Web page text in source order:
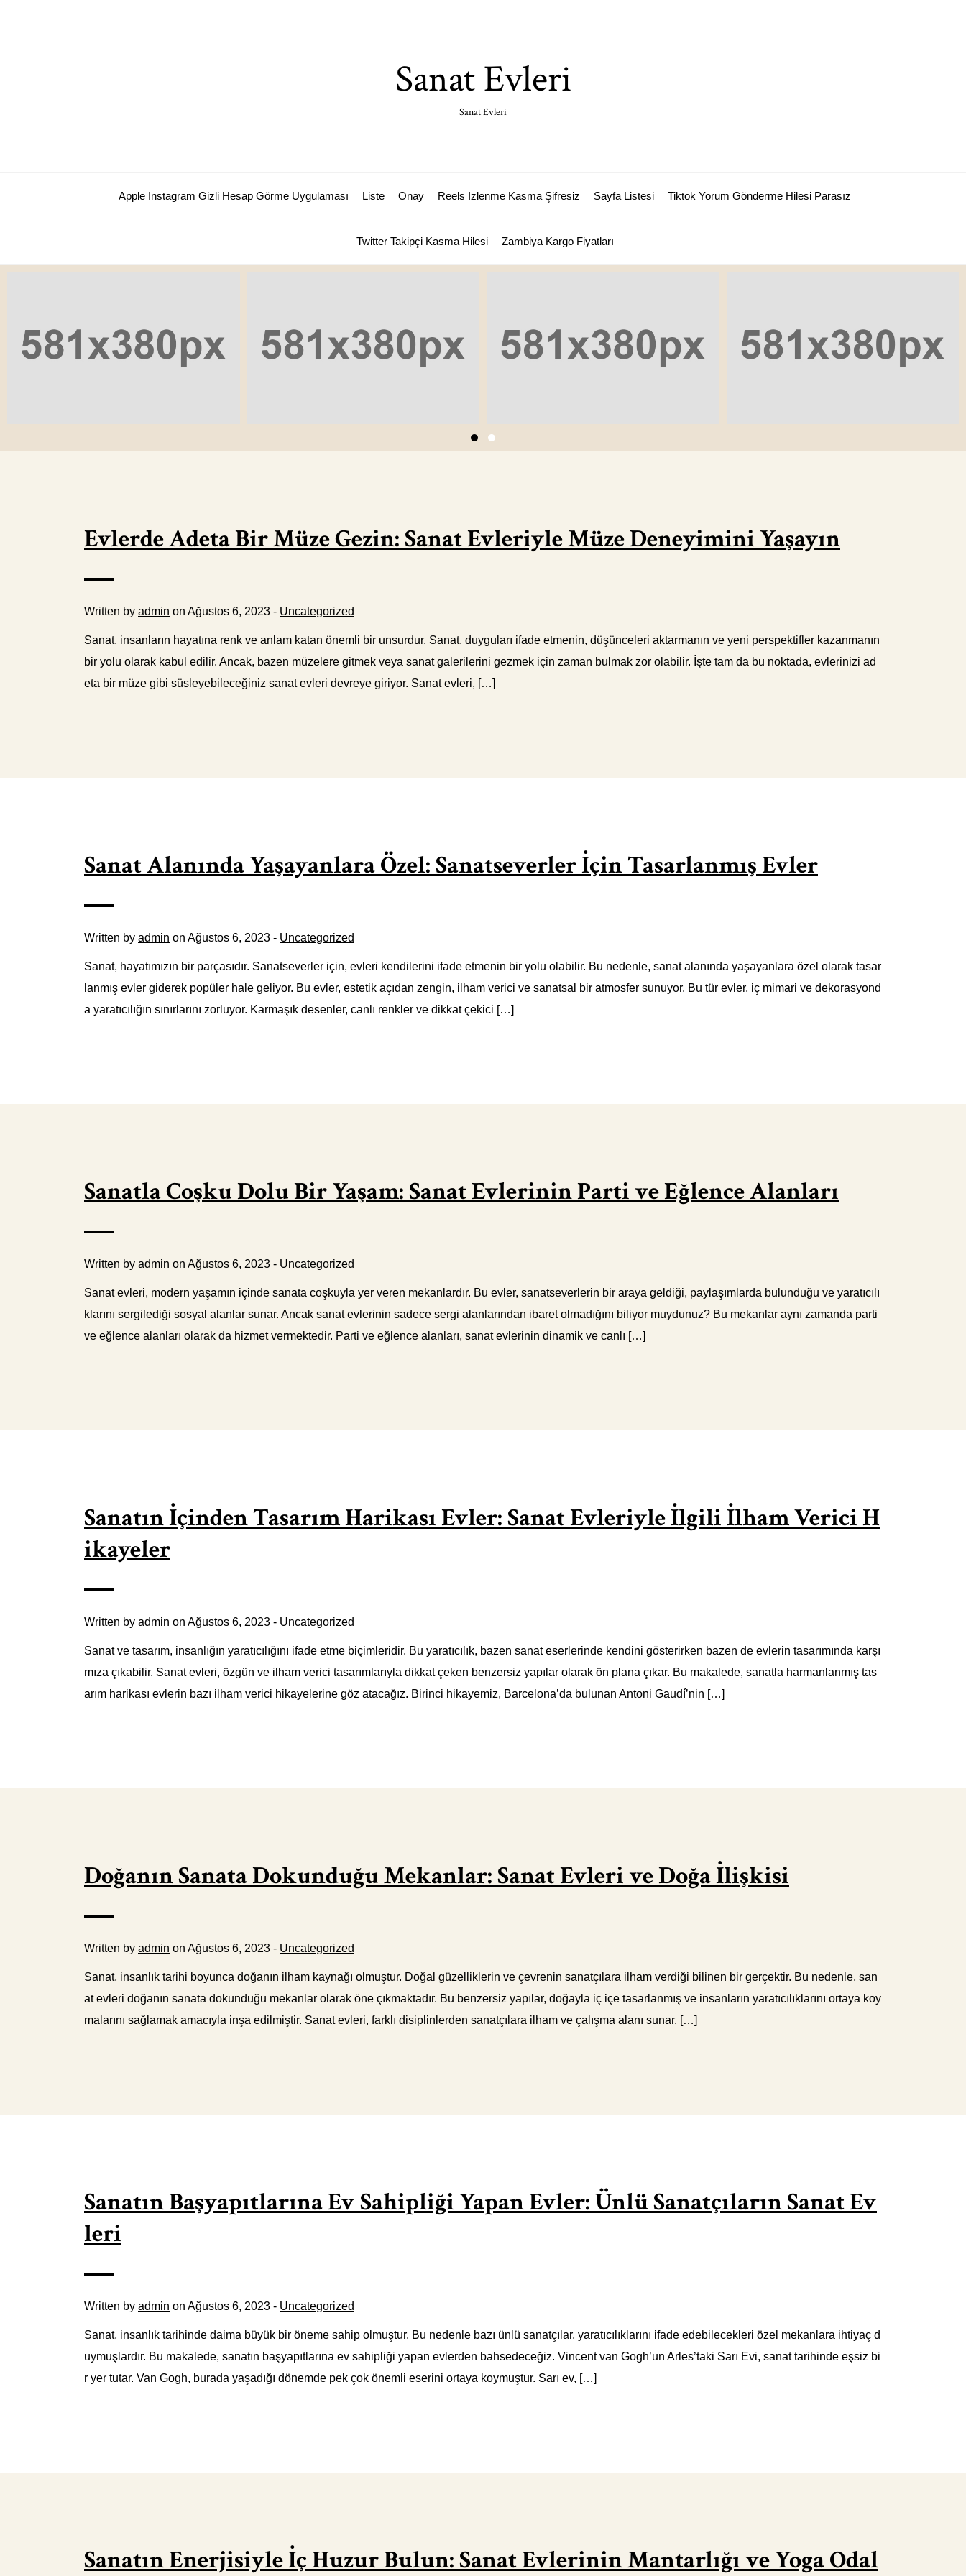
Sanat Evleri
Sanat Evleri
Apple Instagram Gizli Hesap Görme Uygulaması Liste Onay Reels Izlenme Kasma Şifresiz Sayfa Listesi Tiktok Yorum Gönderme Hilesi Parasız
Twitter Takipçi Kasma Hilesi Zambiya Kargo Fiyatları
Evlerde Adeta Bir Müze Gezin: Sanat Evleriyle Müze Deneyimini Yaşayın
Written by admin on Ağustos 6, 2023 - Uncategorized
Sanat, insanların hayatına renk ve anlam katan önemli bir unsurdur. Sanat, duyguları ifade etmenin, düşünceleri aktarmanın ve yeni perspektifler kazanmanın
bir yolu olarak kabul edilir. Ancak, bazen müzelere gitmek veya sanat galerilerini gezmek için zaman bulmak zor olabilir. İşte tam da bu noktada, evlerinizi ad
eta bir müze gibi süsleyebileceğiniz sanat evleri devreye giriyor. Sanat evleri, […]
Sanat Alanında Yaşayanlara Özel: Sanatseverler İçin Tasarlanmış Evler
Written by admin on Ağustos 6, 2023 - Uncategorized
Sanat, hayatımızın bir parçasıdır. Sanatseverler için, evleri kendilerini ifade etmenin bir yolu olabilir. Bu nedenle, sanat alanında yaşayanlara özel olarak tasar
lanmış evler giderek popüler hale geliyor. Bu evler, estetik açıdan zengin, ilham verici ve sanatsal bir atmosfer sunuyor. Bu tür evler, iç mimari ve dekorasyond
a yaratıcılığın sınırlarını zorluyor. Karmaşık desenler, canlı renkler ve dikkat çekici […]
Sanatla Coşku Dolu Bir Yaşam: Sanat Evlerinin Parti ve Eğlence Alanları
Written by admin on Ağustos 6, 2023 - Uncategorized
Sanat evleri, modern yaşamın içinde sanata coşkuyla yer veren mekanlardır. Bu evler, sanatseverlerin bir araya geldiği, paylaşımlarda bulunduğu ve yaratıcılı
klarını sergilediği sosyal alanlar sunar. Ancak sanat evlerinin sadece sergi alanlarından ibaret olmadığını biliyor muydunuz? Bu mekanlar aynı zamanda parti
ve eğlence alanları olarak da hizmet vermektedir. Parti ve eğlence alanları, sanat evlerinin dinamik ve canlı […]
Sanatın İçinden Tasarım Harikası Evler: Sanat Evleriyle İlgili İlham Verici H
ikayeler
Written by admin on Ağustos 6, 2023 - Uncategorized
Sanat ve tasarım, insanlığın yaratıcılığını ifade etme biçimleridir. Bu yaratıcılık, bazen sanat eserlerinde kendini gösterirken bazen de evlerin tasarımında karşı
mıza çıkabilir. Sanat evleri, özgün ve ilham verici tasarımlarıyla dikkat çeken benzersiz yapılar olarak ön plana çıkar. Bu makalede, sanatla harmanlanmış tas
arım harikası evlerin bazı ilham verici hikayelerine göz atacağız. Birinci hikayemiz, Barcelona’da bulunan Antoni Gaudí’nin […]
Doğanın Sanata Dokunduğu Mekanlar: Sanat Evleri ve Doğa İlişkisi
Written by admin on Ağustos 6, 2023 - Uncategorized
Sanat, insanlık tarihi boyunca doğanın ilham kaynağı olmuştur. Doğal güzelliklerin ve çevrenin sanatçılara ilham verdiği bilinen bir gerçektir. Bu nedenle, san
at evleri doğanın sanata dokunduğu mekanlar olarak öne çıkmaktadır. Bu benzersiz yapılar, doğayla iç içe tasarlanmış ve insanların yaratıcılıklarını ortaya koy
malarını sağlamak amacıyla inşa edilmiştir. Sanat evleri, farklı disiplinlerden sanatçılara ilham ve çalışma alanı sunar. […]
Sanatın Başyapıtlarına Ev Sahipliği Yapan Evler: Ünlü Sanatçıların Sanat Ev
leri
Written by admin on Ağustos 6, 2023 - Uncategorized
Sanat, insanlık tarihinde daima büyük bir öneme sahip olmuştur. Bu nedenle bazı ünlü sanatçılar, yaratıcılıklarını ifade edebilecekleri özel mekanlara ihtiyaç d
uymuşlardır. Bu makalede, sanatın başyapıtlarına ev sahipliği yapan evlerden bahsedeceğiz. Vincent van Gogh’un Arles’taki Sarı Evi, sanat tarihinde eşsiz bi
r yer tutar. Van Gogh, burada yaşadığı dönemde pek çok önemli eserini ortaya koymuştur. Sarı ev, […]
Sanatın Enerjisiyle İç Huzur Bulun: Sanat Evlerinin Mantarlığı ve Yoga Odal